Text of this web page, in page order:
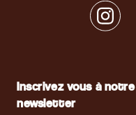
Inscrivez vous à notre
newsletter